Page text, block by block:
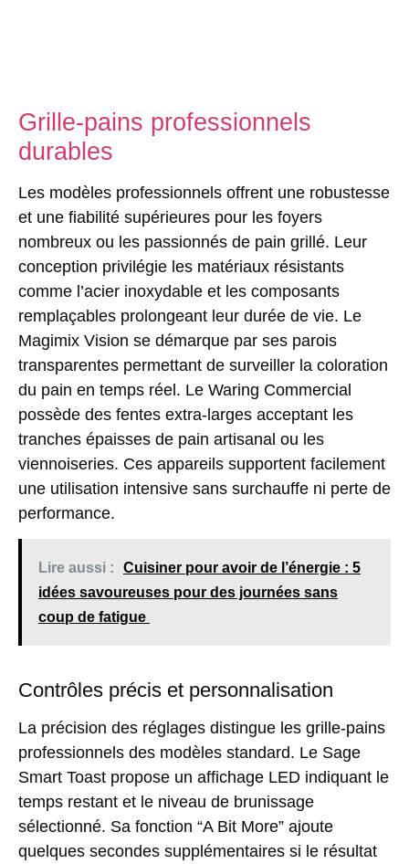
Grille-pains professionnels
durables
Les modèles professionnels offrent une robustesse
et une fiabilité supérieures pour les foyers
nombreux ou les passionnés de pain grillé. Leur
conception privilégie les matériaux résistants
comme l’acier inoxydable et les composants
remplaçables prolongeant leur durée de vie. Le
Magimix Vision se démarque par ses parois
transparentes permettant de surveiller la coloration
du pain en temps réel. Le Waring Commercial
possède des fentes extra-larges acceptant les
tranches épaisses de pain artisanal ou les
viennoiseries. Ces appareils supportent facilement
une utilisation intensive sans surchauffe ni perte de
performance.
Lire aussi :
Cuisiner pour avoir de l’énergie : 5
idées savoureuses pour des journées sans
coup de fatigue
Contrôles précis et personnalisation
La précision des réglages distingue les grille-pains
professionnels des modèles standard. Le Sage
Smart Toast propose un affichage LED indiquant le
temps restant et le niveau de brunissage
sélectionné. Sa fonction “A Bit More” ajoute
quelques secondes supplémentaires si le résultat